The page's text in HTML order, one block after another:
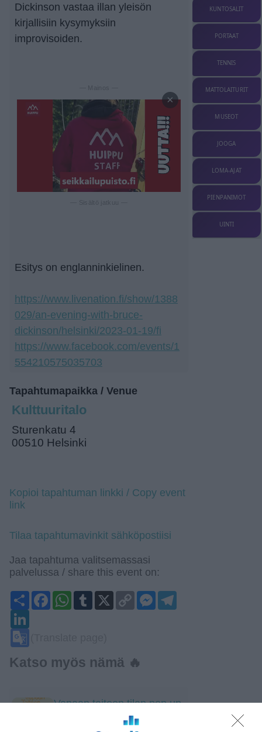
Dickinson vastaa illan yleisön
kirjallisiin kysymyksiin
improvisoiden.
— Mainos —
×
Esitys on englanninkielinen.
https://www.livenation.fi/show/1388
029/an-evening-with-bruce-
dickinson/helsinki/2023-01-19/fi
https://www.facebook.com/events/1
554210575035703
Tapahtumapaikka / Venue
Kulttuuritalo
Sturenkatu 4
00510 Helsinki
Kopioi tapahtuman linkki / Copy event
link
Tilaa tapahtumavinkit sähköpostiisi
Jaa tapahtuma valitsemassasi
palvelussa / share this event on:
ShareFacebook
WhatsApp
Tumblr
Copy
Link
Messenger
Katso myös nämä 🔥
Vapaan taiteen tilan pop up
ti 11.8.2026 klo 11:00
KUNTOSALIT
PORTAAT
TENNIS
MATTOLAITURIT
MUSEOT
JOOGA
LOMA-AJAT
PIENPANIMOT
UINTI